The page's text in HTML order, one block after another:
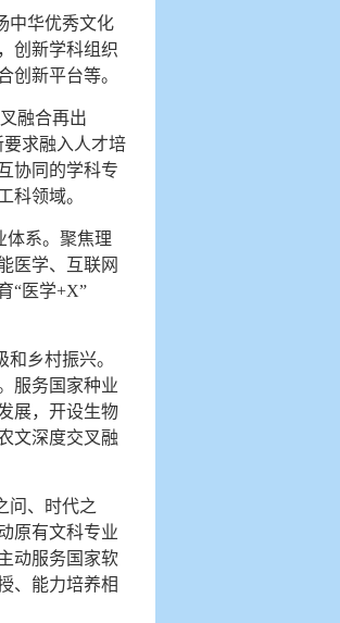
中华优秀文化
创新学科组织
创新平台等。
融合再出
求融入人才培
协同的学科专
科领域。
体系。聚焦理
医学、互联网
“医学+X”
乡村振兴。
服务国家种业
展，开设生物
文深度交叉融
问、时代之
原有文科专业
动服务国家软
、能力培养相